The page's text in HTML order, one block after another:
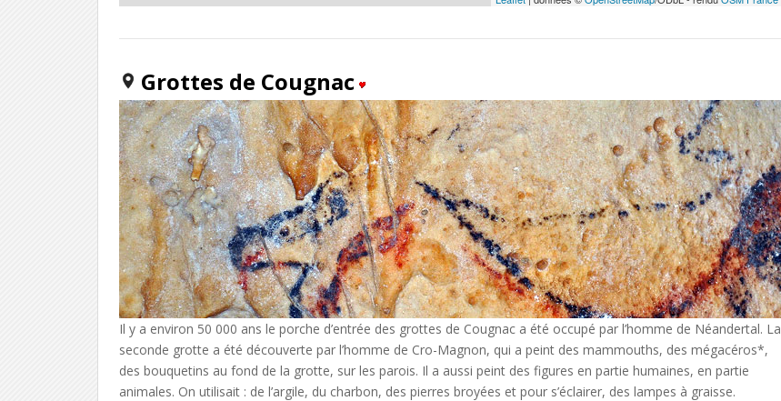
Grottes de Cougnac
Il y a environ 50 000 ans le porche d’entrée des grottes de Cougnac a été occupé par l’homme de Néandertal. La
seconde grotte a été découverte par l’homme de Cro-Magnon, qui a peint des mammouths, des mégacéros*,
des bouquetins au fond de la grotte, sur les parois. Il a aussi peint des figures en partie humaines, en partie
animales. On utilisait : de l’argile, du charbon, des pierres broyées et pour s’éclairer, des lampes à graisse.